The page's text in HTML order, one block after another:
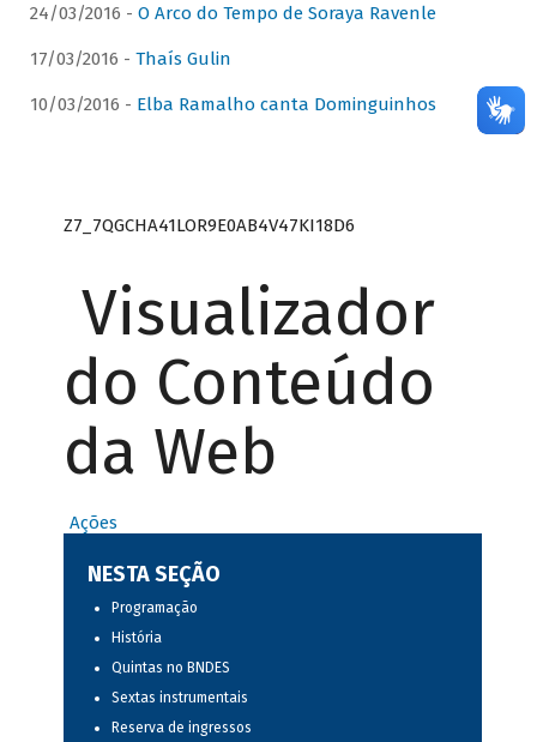
24/03/2016 - O Arco do Tempo de Soraya Ravenle
17/03/2016 - Thaís Gulin
10/03/2016 - Elba Ramalho canta Dominguinhos
Z7_7QGCHA41LOR9E0AB4V47KI18D6
Visualizador
do Conteúdo
da Web
Ações
NESTA SEÇÃO
Programação
História
Quintas no BNDES
Sextas instrumentais
Reserva de ingressos